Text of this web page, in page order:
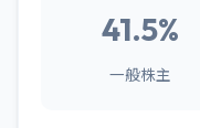
41.5%
一般株主